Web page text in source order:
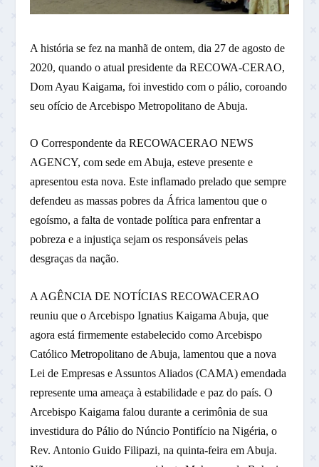
A história se fez na manhã de ontem, dia 27 de agosto de
2020, quando o atual presidente da RECOWA-CERAO,
Dom Ayau Kaigama, foi investido com o pálio, coroando
seu ofício de Arcebispo Metropolitano de Abuja.
O Correspondente da RECOWACERAO NEWS
AGENCY, com sede em Abuja, esteve presente e
apresentou esta nova. Este inflamado prelado que sempre
defendeu as massas pobres da África lamentou que o
egoísmo, a falta de vontade política para enfrentar a
pobreza e a injustiça sejam os responsáveis ​​pelas
desgraças da nação.
A AGÊNCIA DE NOTÍCIAS RECOWACERAO
reuniu que o Arcebispo Ignatius Kaigama Abuja, que
agora está firmemente estabelecido como Arcebispo
Católico Metropolitano de Abuja, lamentou que a nova
Lei de Empresas e Assuntos Aliados (CAMA) emendada
represente uma ameaça à estabilidade e paz do país. O
Arcebispo Kaigama falou durante a cerimônia de sua
investidura do Pálio do Núncio Pontifício na Nigéria, o
Rev. Antonio Guido Filipazi, na quinta-feira em Abuja.